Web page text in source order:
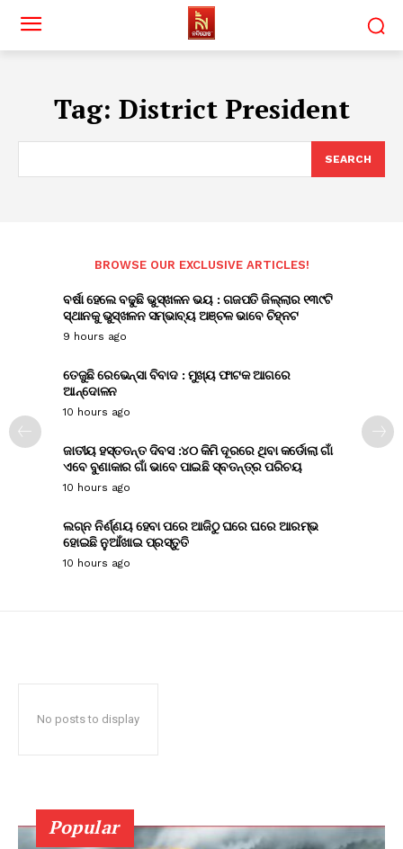
Tag: District President
SEARCH
BROWSE OUR EXCLUSIVE ARTICLES!
ବର୍ଷା ହେଲେ ବଢୁଛି ଭୁସ୍ଖଳନ ଭୟ : ଗଜପତି ଜିଲ୍ଲାର ୧୩୯ଟି
ସ୍ଥାନକୁ ଭୁସ୍ଖଳନ ସମ୍ଭାବ୍ୟ ଅଞ୍ଚଳ ଭାବେ ଚିହ୍ନଟ
9 hours ago
ତେଜୁଛି ରେଭେନ୍ସା ବିବାଦ : ମୁଖ୍ୟ ଫାଟକ ଆଗରେ
ଆନ୍ଦୋଳନ
10 hours ago
ଜାତୀୟ ହସ୍ତତନ୍ତ ଦିବସ :୪୦ କିମି ଦୂରରେ ଥିବା କର୍ଡୋଲା ଗାଁ
ଏବେ ବୁଣାକାର ଗାଁ ଭାବେ ପାଇଛି ସ୍ବତନ୍ତ୍ର ପରିଚୟ
10 hours ago
ଲଗ୍ନ ନିର୍ଣ୍ଣୟ ହେବା ପରେ ଆଜିଠୁ ଘରେ ଘରେ ଆରମ୍ଭ
ହୋଇଛି ନୁଆଁଖାଇ ପ୍ରସ୍ତୁତି
10 hours ago
No posts to display
Popular